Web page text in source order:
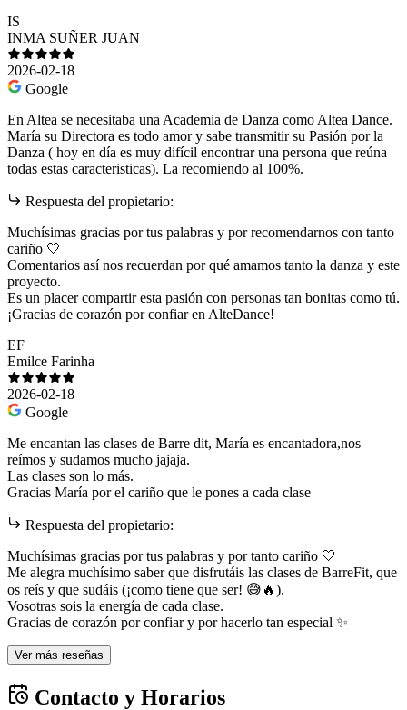
IS
INMA SUÑER JUAN
2026-02-18
Google
En Altea se necesitaba una Academia de Danza como Altea Dance.
María su Directora es todo amor y sabe transmitir su Pasión por la
Danza ( hoy en día es muy difícil encontrar una persona que reúna
todas estas caracteristicas). La recomiendo al 100%.
Respuesta del propietario:
Muchísimas gracias por tus palabras y por recomendarnos con tanto
cariño 🤍
Comentarios así nos recuerdan por qué amamos tanto la danza y este
proyecto.
Es un placer compartir esta pasión con personas tan bonitas como tú.
¡Gracias de corazón por confiar en AlteDance!
EF
Emilce Farinha
2026-02-18
Google
Me encantan las clases de Barre dit, María es encantadora,nos
reímos y sudamos mucho jajaja.
Las clases son lo más.
Gracias María por el cariño que le pones a cada clase
Respuesta del propietario:
Muchísimas gracias por tus palabras y por tanto cariño 🤍
Me alegra muchísimo saber que disfrutáis las clases de BarreFit, que
os reís y que sudáis (¡como tiene que ser! 😅🔥).
Vosotras sois la energía de cada clase.
Gracias de corazón por confiar y por hacerlo tan especial ✨
Ver más reseñas
Contacto y Horarios